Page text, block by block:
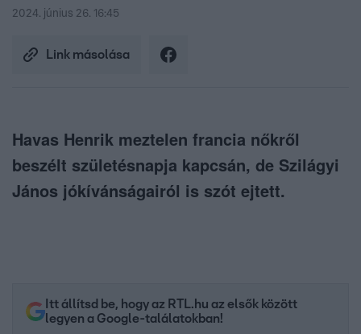
2024. június 26. 16:45
Link másolása
Havas Henrik meztelen francia nőkről
beszélt születésnapja kapcsán, de Szilágyi
János jókívánságairól is szót ejtett.
Itt állítsd be, hogy az RTL.hu az elsők között
legyen a Google-találatokban!